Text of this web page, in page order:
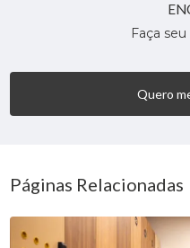
Faça
Quero
Páginas Relacionadas